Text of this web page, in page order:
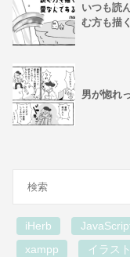
いつも読
む方も描
男が惚れ
iHerb
xampp
イラスト